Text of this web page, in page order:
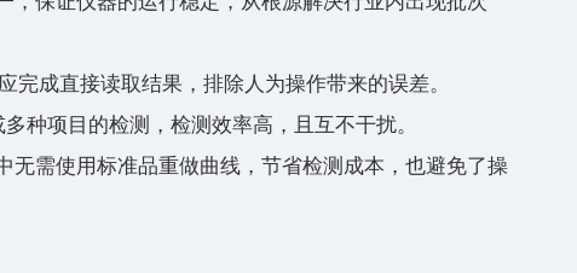
成直接读取结果，排除人为操作带来的误差。
种项目的检测，检测效率高，且互不干扰。
需使用标准品重做曲线，节省检测成本，也避免了操